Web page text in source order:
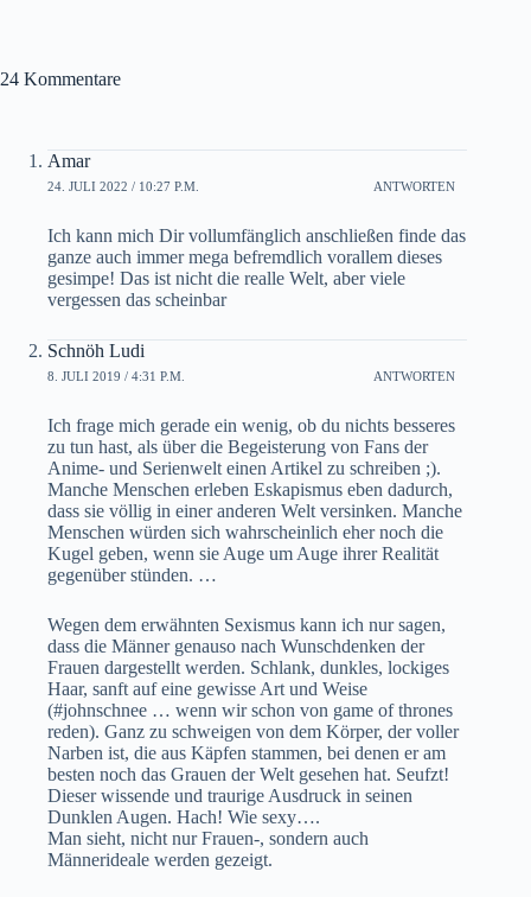
24 Kommentare
Amar
24. JULI 2022 / 10:27 P.M. ANTWORTEN
Ich kann mich Dir vollumfänglich anschließen finde das
ganze auch immer mega befremdlich vorallem dieses
gesimpe! Das ist nicht die realle Welt, aber viele
vergessen das scheinbar
Schnöh Ludi
8. JULI 2019 / 4:31 P.M. ANTWORTEN
Ich frage mich gerade ein wenig, ob du nichts besseres
zu tun hast, als über die Begeisterung von Fans der
Anime- und Serienwelt einen Artikel zu schreiben ;).
Manche Menschen erleben Eskapismus eben dadurch,
dass sie völlig in einer anderen Welt versinken. Manche
Menschen würden sich wahrscheinlich eher noch die
Kugel geben, wenn sie Auge um Auge ihrer Realität
gegenüber stünden. …
Wegen dem erwähnten Sexismus kann ich nur sagen,
dass die Männer genauso nach Wunschdenken der
Frauen dargestellt werden. Schlank, dunkles, lockiges
Haar, sanft auf eine gewisse Art und Weise
(#johnschnee … wenn wir schon von game of thrones
reden). Ganz zu schweigen von dem Körper, der voller
Narben ist, die aus Käpfen stammen, bei denen er am
besten noch das Grauen der Welt gesehen hat. Seufzt!
Dieser wissende und traurige Ausdruck in seinen
Dunklen Augen. Hach! Wie sexy….
Man sieht, nicht nur Frauen-, sondern auch
Männerideale werden gezeigt.